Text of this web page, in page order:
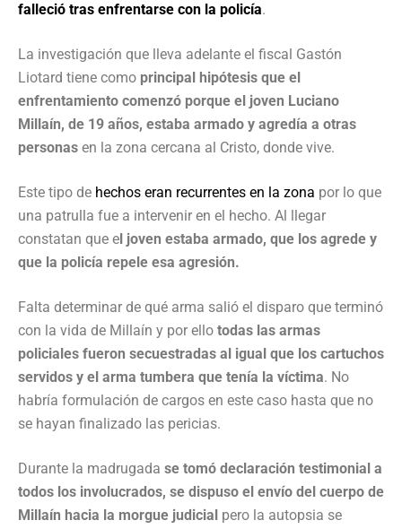
falleció tras enfrentarse con la policía.
La investigación que lleva adelante el fiscal Gastón
Liotard tiene como principal hipótesis que el
enfrentamiento comenzó porque el joven Luciano
Millaín, de 19 años, estaba armado y agredía a otras
personas en la zona cercana al Cristo, donde vive.
Este tipo de hechos eran recurrentes en la zona por lo que
una patrulla fue a intervenir en el hecho. Al llegar
constatan que el joven estaba armado, que los agrede y
que la policía repele esa agresión.
Falta determinar de qué arma salió el disparo que terminó
con la vida de Millaín y por ello todas las armas
policiales fueron secuestradas al igual que los cartuchos
servidos y el arma tumbera que tenía la víctima. No
habría formulación de cargos en este caso hasta que no
se hayan finalizado las pericias.
Durante la madrugada se tomó declaración testimonial a
todos los involucrados, se dispuso el envío del cuerpo de
Millaín hacia la morgue judicial pero la autopsia se